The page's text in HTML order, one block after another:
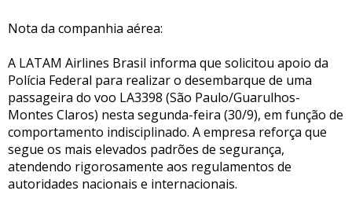
Nota da companhia aérea:
A LATAM Airlines Brasil informa que solicitou apoio da
Polícia Federal para realizar o desembarque de uma
passageira do voo LA3398 (São Paulo/Guarulhos-
Montes Claros) nesta segunda-feira (30/9), em função de
comportamento indisciplinado. A empresa reforça que
segue os mais elevados padrões de segurança,
atendendo rigorosamente aos regulamentos de
autoridades nacionais e internacionais.